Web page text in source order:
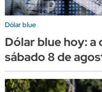
Dólar blue
Dólar blue hoy:
sábado 8 de